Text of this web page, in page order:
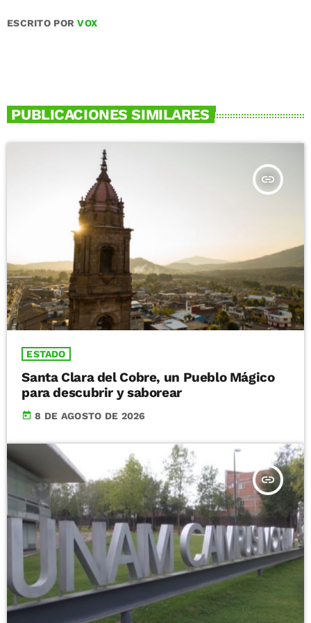
ESCRITO PORVOX
PUBLICACIONES SIMILARES
insert_link
ESTADO
Santa Clara del Cobre, un Pueblo Mágico
para descubrir y saborear
today 8 DE AGOSTO DE 2026
insert_link